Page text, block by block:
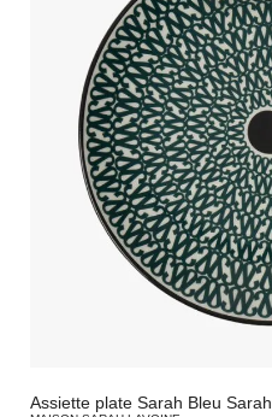
Assiette plate Sarah Bleu Sarah